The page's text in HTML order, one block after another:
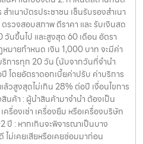
ำเนาบัตรประชาชน เซ็นรับรองสำเนา
รวจสอบสภาพ ตีราคา และ รับเงินสด
วันขึ้นไป และสูงสุด 60 เดือน อัตรา
มายกำหนด เงิน 1,000 บาท จะมีค่า
การทุก 20 วัน (นับจากวันที่จำนำ
โดยอัตราดอกเบี้ยค่าปรับ ค่าบริการ
วสูงสุดไม่เกิน 28% ต่อปี เงื่อนไขการ
นค้า : ผู้นำสินค้ามาจำนำ ต้องเป็น
ครื่องเช่า เครื่องยืม หรือเครื่องบริษัท
ปี : หากเกินจะพิจารณาเป็นบาง
ไม่เคยเสียหรือเคยซ่อมมาก่อน